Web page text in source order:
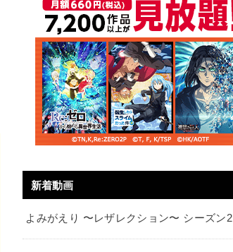
新着動画
よみがえり 〜レザレクション〜 シーズン2